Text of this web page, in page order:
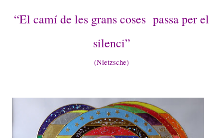
“El camí de les grans coses passa per el
silenci”
(Nietzsche)